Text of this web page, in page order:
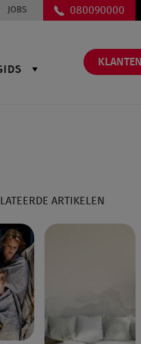
JOBS 080090000
ARTIKELEN